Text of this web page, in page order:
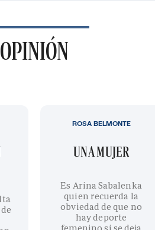
OPINIÓN
UNA MUJER
Es Arina Sabalenka
quien recuerda la
obviedad de que no
hay deporte
ROSA BELMONTE